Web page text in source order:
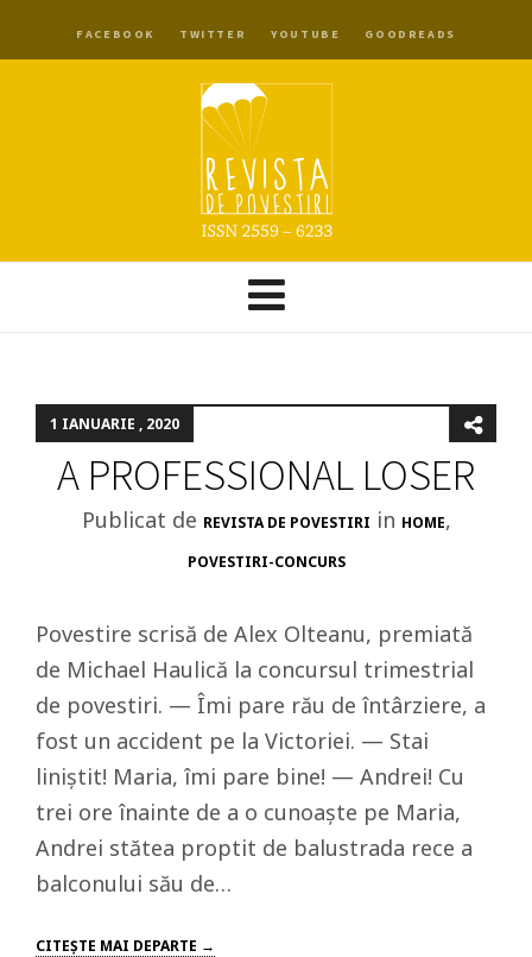
FACEBOOK TWITTER YOUTUBE GOODREADS
1 IANUARIE , 2020
A PROFESSIONAL LOSER
Publicat de REVISTA DE POVESTIRI in HOME,
POVESTIRI-CONCURS
Povestire scrisă de Alex Olteanu, premiată
de Michael Haulică la concursul trimestrial
de povestiri. — Îmi pare rău de întârziere, a
fost un accident pe la Victoriei. — Stai
liniștit! Maria, îmi pare bine! — Andrei! Cu
trei ore înainte de a o cunoaște pe Maria,
Andrei stătea proptit de balustrada rece a
balconului său de…
CITEŞTE MAI DEPARTE →